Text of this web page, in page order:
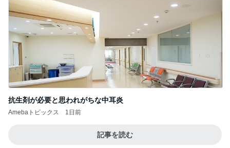
抗生剤が必要と思われがちな中耳炎
Amebaトピックス 1日前
記事を読む
Amebaトピックス 1日前